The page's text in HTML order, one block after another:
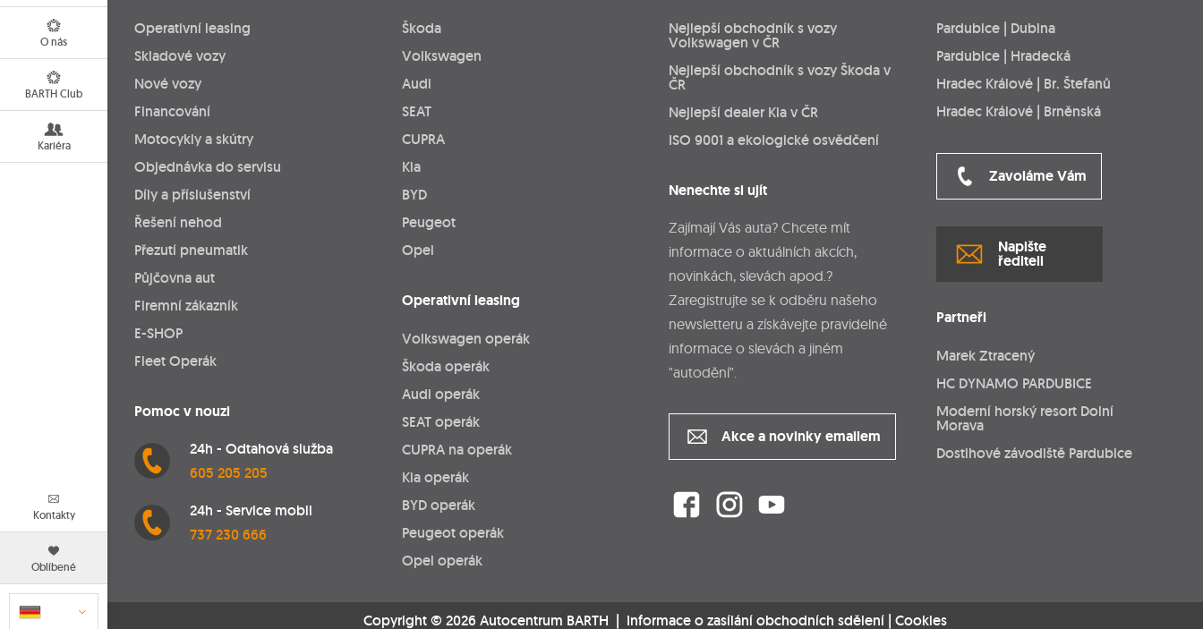
O nás
BARTH Club
Kariéra
Kontakty
Oblíbené
Operativní leasing
Skladové vozy
Nové vozy
Financování
Motocykly a skútry
Objednávka do servisu
Díly a příslušenství
Řešení nehod
Přezutí pneumatik
Půjčovna aut
Firemní zákazník
E-SHOP
Fleet Operák
Pomoc v nouzi
24h - Odtahová služba
605 205 205
24h - Service mobil
737 230 666
Škoda
Volkswagen
Audi
SEAT
CUPRA
Kia
BYD
Peugeot
Opel
Operativní leasing
Volkswagen operák
Škoda operák
Audi operák
SEAT operák
CUPRA na operák
Kia operák
BYD operák
Peugeot operák
Opel operák
Nejlepší obchodník s vozy
Volkswagen v ČR
Nejlepší obchodník s vozy Škoda v
ČR
Nejlepší dealer Kia v ČR
ISO 9001 a ekologické osvědčení
Nenechte si ujít
Zajímají Vás auta? Chcete mít
informace o aktuálních akcích,
novinkách, slevách apod.?
Zaregistrujte se k odběru našeho
newsletteru a získávejte pravidelné
informace o slevách a jiném
"autodění".
Akce a novinky emailem
Pardubice | Dubina
Pardubice | Hradecká
Hradec Králové | Br. Štefanů
Hradec Králové | Brněnská
Zavoláme Vám
Napište
řediteli
Partneři
Marek Ztracený
HC DYNAMO PARDUBICE
Moderní horský resort Dolní
Morava
Dostihové závodiště Pardubice
Copyright © 2026 Autocentrum BARTH | Informace o zasílání obchodních sdělení | Cookies